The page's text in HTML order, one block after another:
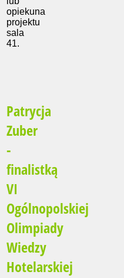
opiekuna
projektu
sala
41.
Patrycja
Zuber
-
finalistką
VI
Ogólnopolskiej
Olimpiady
Wiedzy
Hotelarskiej